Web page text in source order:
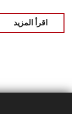
اقرأ المزيد